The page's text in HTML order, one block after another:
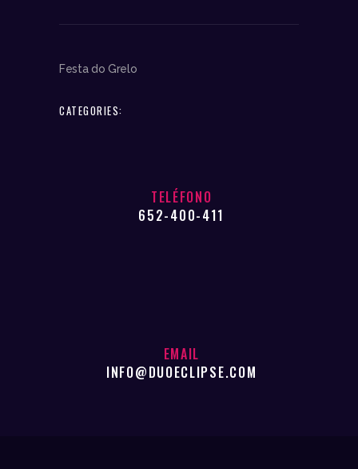
Festa do Grelo
CATEGORIES:
TELÉFONO
652-400-411
EMAIL
INFO@DUOECLIPSE.COM